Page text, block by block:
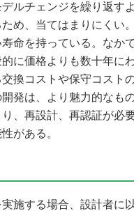
ルチェンジを繰り返す
め、当てはまりにくい
命を持っている。なか
に価格よりも数十年に
換コストや保守コスト
発は、より魅力的なも
、再設計、再認証が必
がある。
施する場合、設計者に